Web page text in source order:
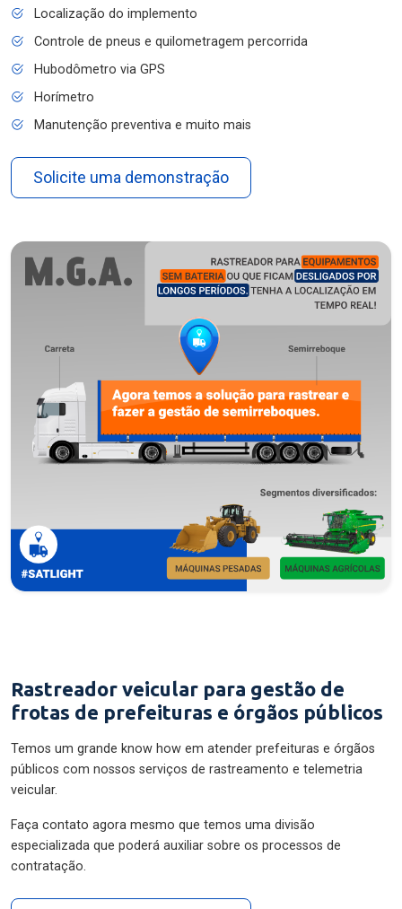
Localização do implemento
Controle de pneus e quilometragem percorrida
Hubodômetro via GPS
Horímetro
Manutenção preventiva e muito mais
Solicite uma demonstração
Rastreador veicular para gestão de
frotas de prefeituras e órgãos públicos
Temos um grande know how em atender prefeituras e órgãos
públicos com nossos serviços de rastreamento e telemetria
veicular.
Faça contato agora mesmo que temos uma divisão
especializada que poderá auxiliar sobre os processos de
contratação.